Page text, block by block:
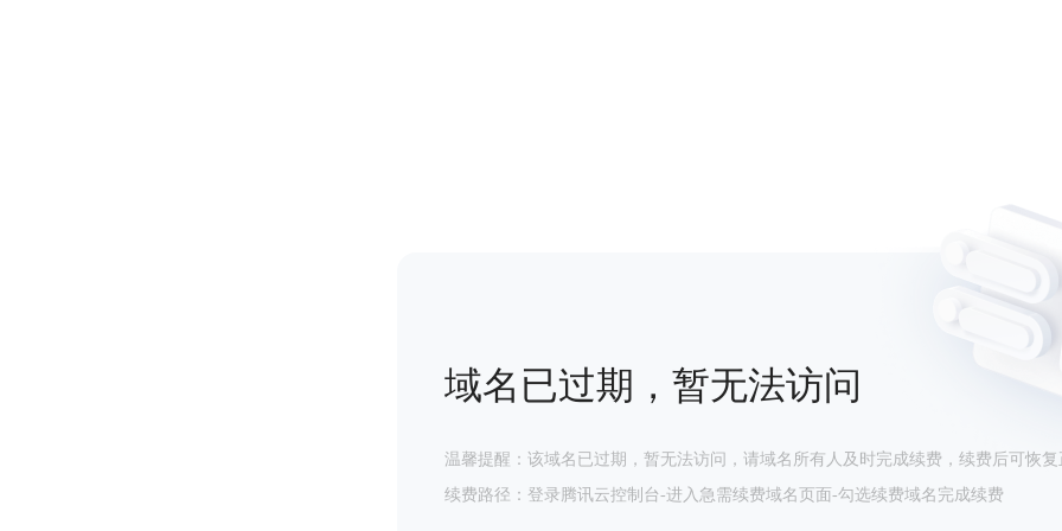
域名已过期，暂无法访问
温馨提醒：该域名已过期，暂无法访问，请域名所有人及时完成续费，续费后可恢复
续费路径：登录腾讯云控制台-进入急需续费域名页面-勾选续费域名完成续费